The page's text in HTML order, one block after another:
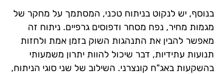
בנוסף, יש לנקוט בניתוח טכני, המסתמך על מחקר של
מגמות מחיר, נפח מסחר ודפוסים גרפיים. ניתוח זה
מאפשר להבין את התנהגות השוק בזמן אמת ולחזות
תנועות עתידיות, דבר שיכול להוות יתרון משמעותי
בהשקעות באג"ח קונצרני. השילוב של שני סוגי הניתוח,